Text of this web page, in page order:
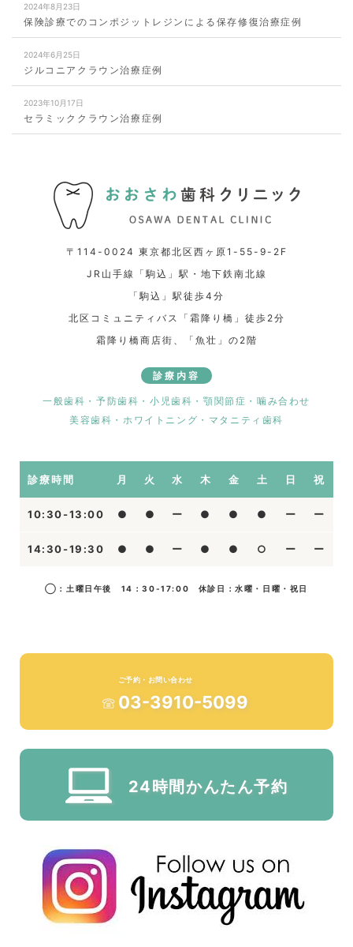
2024年8月23日
保険診療でのコンポジットレジンによる保存修復治療症例
2024年6月25日
ジルコニアクラウン治療症例
2023年10月17日
セラミッククラウン治療症例
〒114-0024 東京都北区西ヶ原1-55-9-2F
JR山手線「駒込」駅・地下鉄南北線
「駒込」駅徒歩4分
北区コミュニティバス「霜降り橋」徒歩2分
霜降り橋商店街、「魚壮」の2階
診療内容
一般歯科・予防歯科・小児歯科・顎関節症・噛み合わせ
美容歯科・ホワイトニング・マタニティ歯科
診療時間 月 火 水 木 金 土 日 祝
10:30-13:00 ● ● ー ● ● ● ー ー
14:30-19:30 ● ● ー ● ● ○ ー ー
◯：土曜日午後 14：30-17:00 休診日：水曜・日曜・祝日
ご予約・お問い合わせ
03-3910-5099
24時間かんたん予約